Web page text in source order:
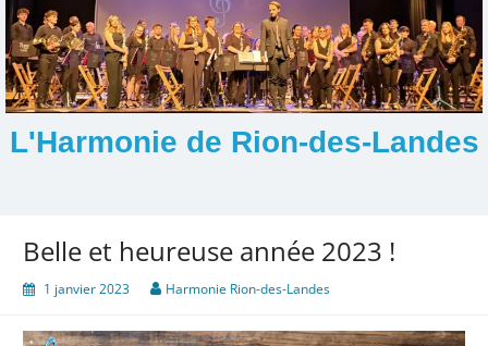
L'Harmonie de Rion-des-Landes
Belle et heureuse année 2023 !
1 janvier 2023 Harmonie Rion-des-Landes